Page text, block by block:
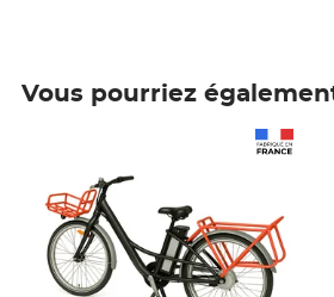
Vous pourriez